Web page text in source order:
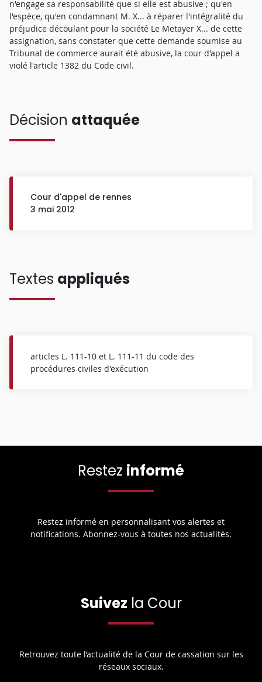
n'engage sa responsabilité que si elle est abusive ; qu'en
l'espèce, qu'en condamnant M. X... à réparer l'intégralité du
préjudice découlant pour la société Le Metayer X... de cette
assignation, sans constater que cette demande soumise au
Tribunal de commerce aurait été abusive, la cour d'appel a
violé l'article 1382 du Code civil.
Décision attaquée
Cour d'appel de rennes
3 mai 2012
Textes appliqués
articles L. 111-10 et L. 111-11 du code des
procédures civiles d'exécution
Restez informé
Restez informé en personnalisant vos alertes et
notifications. Abonnez-vous à toutes nos actualités.
Suivez la Cour
Retrouvez toute l’actualité de la Cour de cassation sur les
réseaux sociaux.